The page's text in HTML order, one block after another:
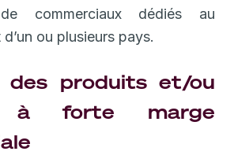
commerciaux dédiés au
ou plusieurs pays.
produits et/ou
à forte marge